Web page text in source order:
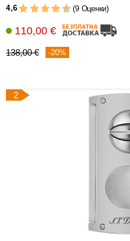
4,6 (9 Оценки)
110,00 €
138,00 € -20%
2